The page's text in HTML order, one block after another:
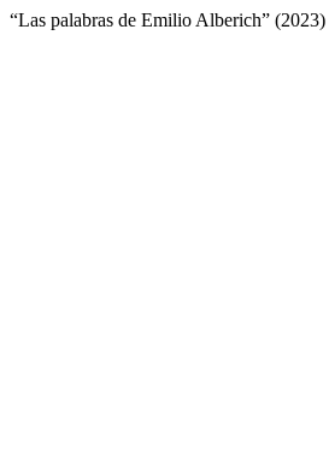
“Las palabras de Emilio Alberich” (2023)